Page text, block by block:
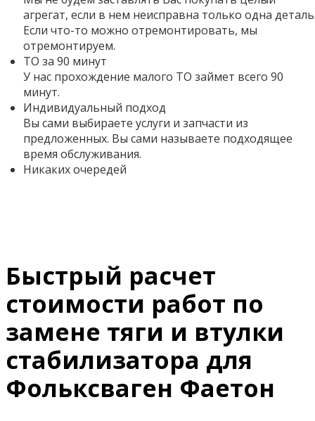
агрегат, если в нем неисправна только одна
Если что-то можно отремонтировать, мы
отремонтируем.
ТО за 90 минут
У нас прохождение малого ТО займет всего 90
минут.
Индивидуальный подход
Вы сами выбираете услуги и запчасти из
предложенных. Вы сами называете подходящее
время обслуживания.
Никаких очередей
Быстрый расчет
стоимости работ по
замене тяги и втулки
стабилизатора для
Фольксваген Фаетон